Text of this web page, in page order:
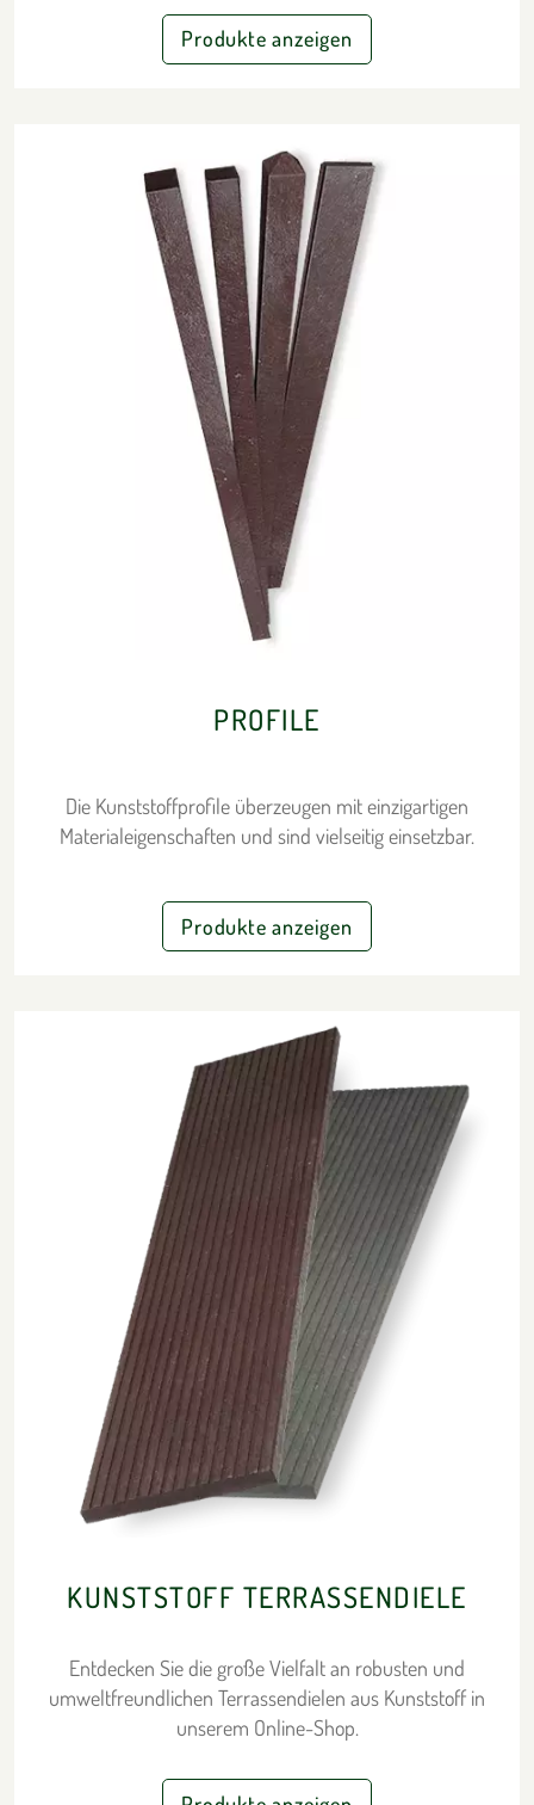
Produkte anzeigen
PROFILE
Die Kunststoffprofile überzeugen mit einzigartigen
Materialeigenschaften und sind vielseitig einsetzbar.
Produkte anzeigen
KUNSTSTOFF TERRASSENDIELE
Entdecken Sie die große Vielfalt an robusten und
umweltfreundlichen Terrassendielen aus Kunststoff in
unserem Online-Shop.